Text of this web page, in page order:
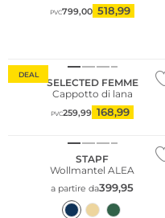
PVC799,00 518,99
DEAL
SELECTED FEMME
Cappotto di lana
PVC259,99 168,99
STAPF
Wollmantel ALEA
a partire da399,95